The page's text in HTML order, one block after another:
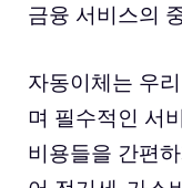
금융 서비스의
자동이체는 우
며 필수적인 서
비용들을 간편